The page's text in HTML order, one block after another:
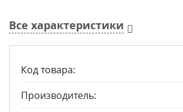
Все характеристики
Код товара:
Производитель: